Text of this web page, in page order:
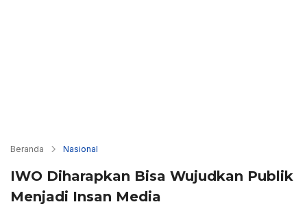
Beranda Nasional
IWO Diharapkan Bisa Wujudkan Publik
Menjadi Insan Media